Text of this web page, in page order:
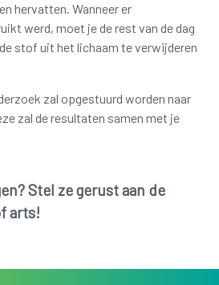
hervatten. Wanneer er
werd, moet je de rest van de dag
stof uit het lichaam te verwijderen
zal opgestuurd worden naar
zal de resultaten samen met je
Stel ze gerust aan de
arts!